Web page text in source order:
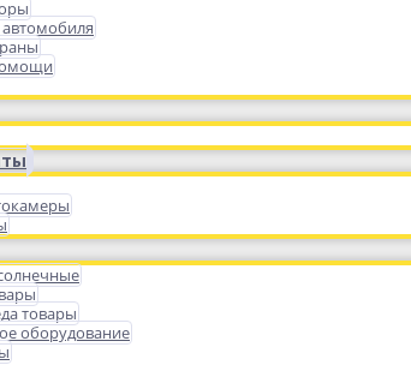
товары
оборудование